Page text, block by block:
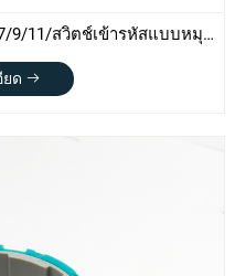
9/11/สวิตช์เข้ารหัสแบบหมุน
มม
ยด